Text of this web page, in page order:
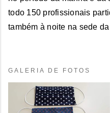
todo 150 profissionais
também à noite na sede da
GALERIA DE FOTOS